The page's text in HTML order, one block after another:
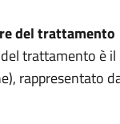
del trattamento
trattamento è il
rappresentato